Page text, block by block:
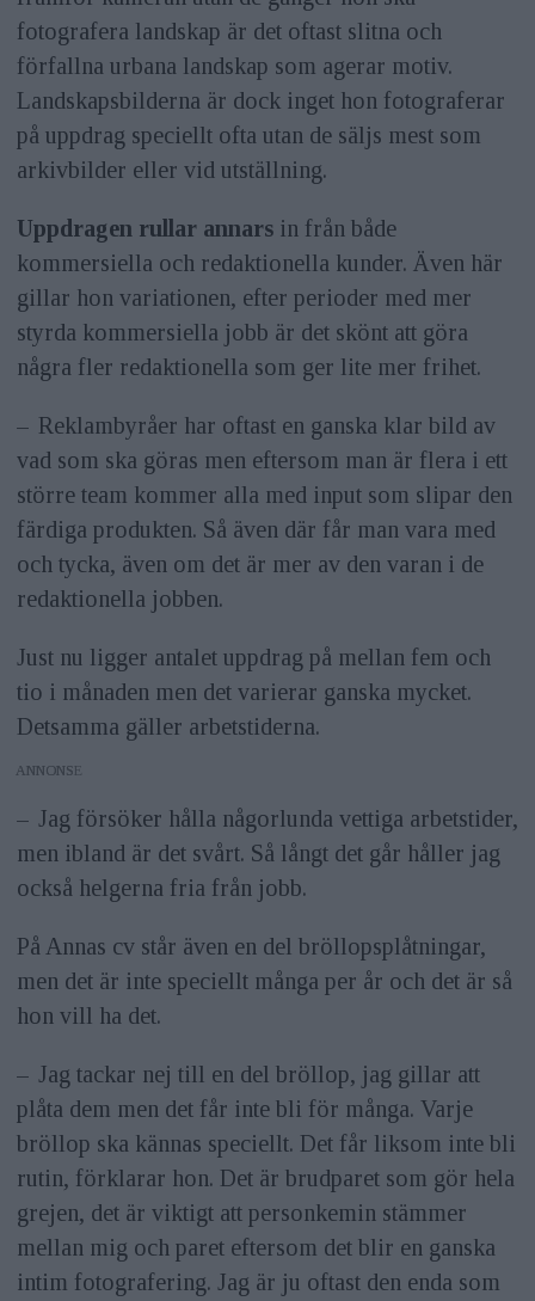
fotografera landskap är det oftast slitna och
förfallna urbana landskap som agerar motiv.
Landskapsbilderna är dock inget hon fotograferar
på uppdrag speciellt ofta utan de säljs mest som
arkivbilder eller vid utställning.
Uppdragen rullar annarsin från både
kommersiella och redaktionella kunder. Även här
gillar hon variationen, efter perioder med mer
styrda kommersiella jobb är det skönt att göra
några fler redaktionella som ger lite mer frihet.
– Reklambyråer har oftast en ganska klar bild av
vad som ska göras men eftersom man är flera i ett
större team kommer alla med input som slipar den
färdiga produkten. Så även där får man vara med
och tycka, även om det är mer av den varan i de
redaktionella jobben.
Just nu ligger antalet uppdrag på mellan fem och
tio i månaden men det varierar ganska mycket.
Detsamma gäller arbetstiderna.
ANNONS
– Jag försöker hålla någorlunda vettiga arbetstider,
men ibland är det svårt. Så långt det går håller jag
också helgerna fria från jobb.
På Annas cv står även en del bröllopsplåtningar,
men det är inte speciellt många per år och det är så
hon vill ha det.
– Jag tackar nej till en del bröllop, jag gillar att
plåta dem men det får inte bli för många. Varje
bröllop ska kännas speciellt. Det får liksom inte bli
rutin, förklarar hon. Det är brudparet som gör hela
grejen, det är viktigt att personkemin stämmer
mellan mig och paret eftersom det blir en ganska
intim fotografering. Jag är ju oftast den enda som